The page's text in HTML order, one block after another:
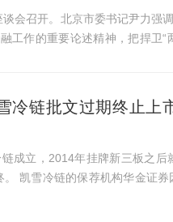
会召开。北京市委书记尹力强
作的重要论述精神，把捍卫“
冷链批文过期终止上
3个月